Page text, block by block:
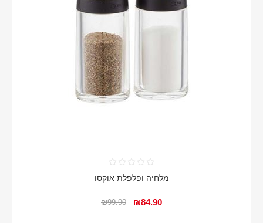
מלחיה ופלפלת אוקסו
₪84.90
₪99.90